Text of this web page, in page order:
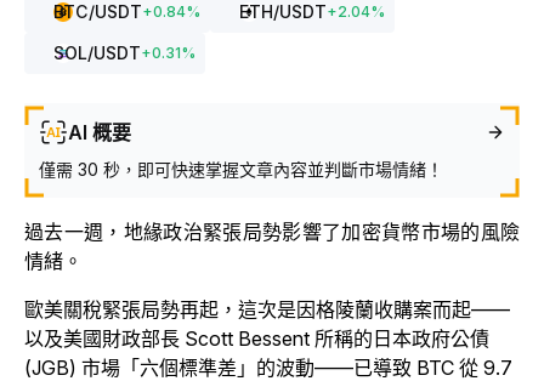
BTC/USDT+0.84% ETH/USDT+2.04%
SOL/USDT+0.31%
AI 概要
僅需 30 秒，即可快速掌握文章內容並判斷市場情緒！
過去一週，地緣政治緊張局勢影響了加密貨幣市場的風險
情緒。
歐美關稅緊張局勢再起，這次是因格陵蘭收購案而起——
以及美國財政部長 Scott Bessent 所稱的日本政府公債
(JGB) 市場「六個標準差」的波動——已導致 BTC 從 9.7